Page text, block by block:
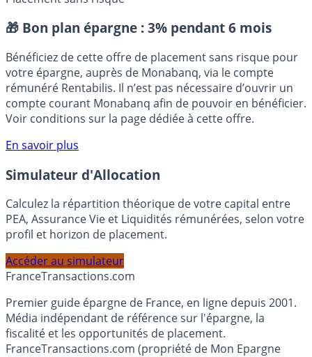
Placement sans risque
🎁 Bon plan épargne : 3% pendant 6 mois
Bénéficiez de cette offre de placement sans risque pour
votre épargne, auprès de Monabanq, via le compte
rémunéré Rentabilis. Il n’est pas nécessaire d’ouvrir un
Voir conditions sur la page dédiée à cette offre.
En savoir plus
Simulateur d'Allocation
Calculez la répartition théorique de votre capital entre
profil et horizon de placement.
FranceTransactions.com
Premier guide épargne de France, en ligne depuis 2001.
Média indépendant de référence sur l'épargne, la